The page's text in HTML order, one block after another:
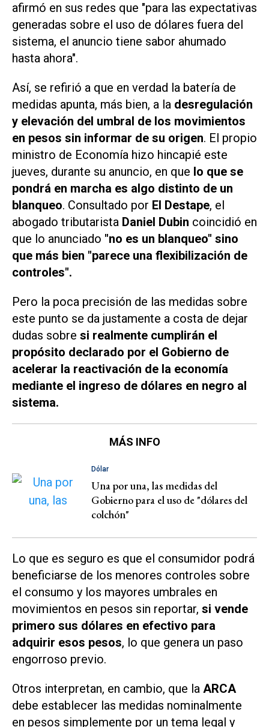
afirmó en sus redes que "para las expectativas
generadas sobre el uso de dólares fuera del
sistema, el anuncio tiene sabor ahumado
hasta ahora".
Así, se refirió a que en verdad la batería de
medidas apunta, más bien, a la desregulación
y elevación del umbral de los movimientos
en pesos sin informar de su origen. El propio
ministro de Economía hizo hincapié este
jueves, durante su anuncio, en que lo que se
pondrá en marcha es algo distinto de un
blanqueo. Consultado por El Destape, el
abogado tributarista Daniel Dubin coincidió en
que lo anunciado "no es un blanqueo" sino
que más bien "parece una flexibilización de
controles".
Pero la poca precisión de las medidas sobre
este punto se da justamente a costa de dejar
dudas sobre si realmente cumplirán el
propósito declarado por el Gobierno de
acelerar la reactivación de la economía
mediante el ingreso de dólares en negro al
sistema.
MÁS INFO
Dólar
Una por una, las medidas del
Gobierno para el uso de "dólares del
colchón"
Lo que es seguro es que el consumidor podrá
beneficiarse de los menores controles sobre
el consumo y los mayores umbrales en
movimientos en pesos sin reportar, si vende
primero sus dólares en efectivo para
adquirir esos pesos, lo que genera un paso
engorroso previo.
Otros interpretan, en cambio, que la ARCA
debe establecer las medidas nominalmente
en pesos simplemente por un tema legal y